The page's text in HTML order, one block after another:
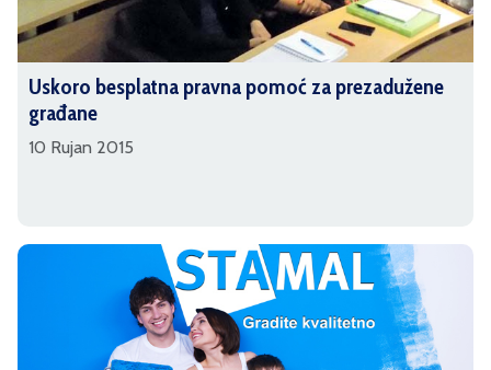
Uskoro besplatna pravna pomoć za prezadužene
građane
10 Rujan 2015